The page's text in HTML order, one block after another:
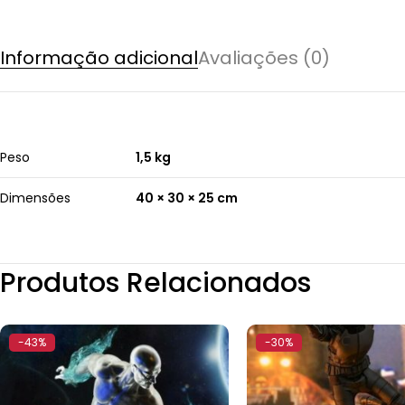
Informação adicionalAvaliações (0)
Peso 1,5 kg
Dimensões 40 × 30 × 25 cm
Produtos Relacionados
-43% -30%